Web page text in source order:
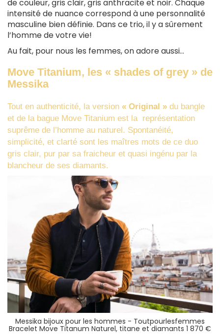
de couleur, gris clair, gris anthracite et noir. Chaque
intensité de nuance correspond à une personnalité
masculine bien définie. Dans ce trio, il y a sûrement
l’homme de votre vie!
Au fait, pour nous les femmes, on adore aussi…
Move Titanium, les « shades of grey » de
Messika
Tout en authenticité, la version « Original » du bangle
et de la bague Move Titanium est la représentation
suprême de l’homme au naturel. Spontanéité,
simplicité, et clarté sont les maîtres mots de ce duo
gris clair, pur par sa fraicheur et quasi ingénu par la
blancheur de ses diamants.
Messika bijoux pour les hommes - Toutpourlesfemmes
Bracelet Move Titanum Naturel, titane et diamants 1 870 €